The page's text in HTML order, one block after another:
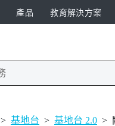
產品 教育解決方案
> 基地台 > 基地台 2.0 >